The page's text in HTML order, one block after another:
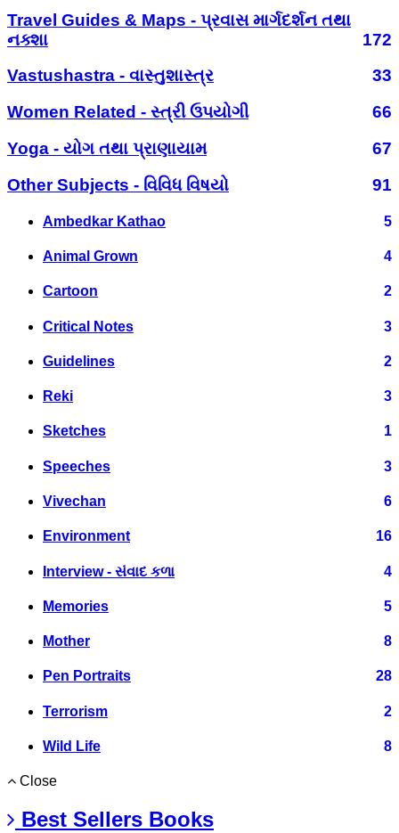
Travel Guides & Maps - પ્રવાસ માર્ગદર્શન તથા
નક્શા
172
Vastushastra - વાસ્તુશાસ્ત્ર
33
Women Related - સ્ત્રી ઉપયોગી
66
Yoga - યોગ તથા પ્રાણાયામ
67
Other Subjects - વિવિધ વિષયો
91
Ambedkar Kathao 5
Animal Grown 4
Cartoon 2
Critical Notes 3
Guidelines 2
Reki 3
Sketches 1
Speeches 3
Vivechan 6
Environment 16
Interview - સંવાદ કળા 4
Memories 5
Mother 8
Pen Portraits 28
Terrorism 2
Wild Life 8
Close
Best Sellers Books